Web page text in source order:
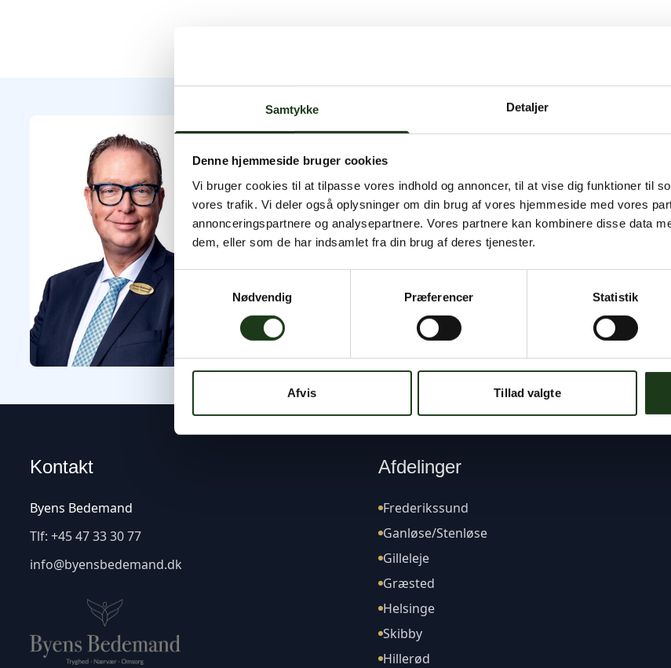
Samtykke Detaljer
Denne hjemmeside bruger cookies
Vi bruger cookies til at tilpasse vores indhold og annoncer, til at vise dig funktioner til
vores trafik. Vi deler også oplysninger om din brug af vores hjemmeside med vores
annonceringspartnere og analysepartnere. Vores partnere kan kombinere disse data
dem, eller som de har indsamlet fra din brug af deres tjenester.
Nødvendig
Præferencer Statistik
Afvis Tillad valgte
Byens Bedemand
Byens Bedemand har åbent hele døgnet, og du er altid velkommen
Som udgangspunkt kan vi være hos jer eller i afdødes hjem inden for
Kontakt os døgnet rundt
Kontakt
Byens Bedemand
Tlf: +45 47 33 30 77
info@byensbedemand.dk
Afdelinger
Frederikssund
Ganløse/Stenløse
Gilleleje
Græsted
Helsinge
Skibby
Hillerød